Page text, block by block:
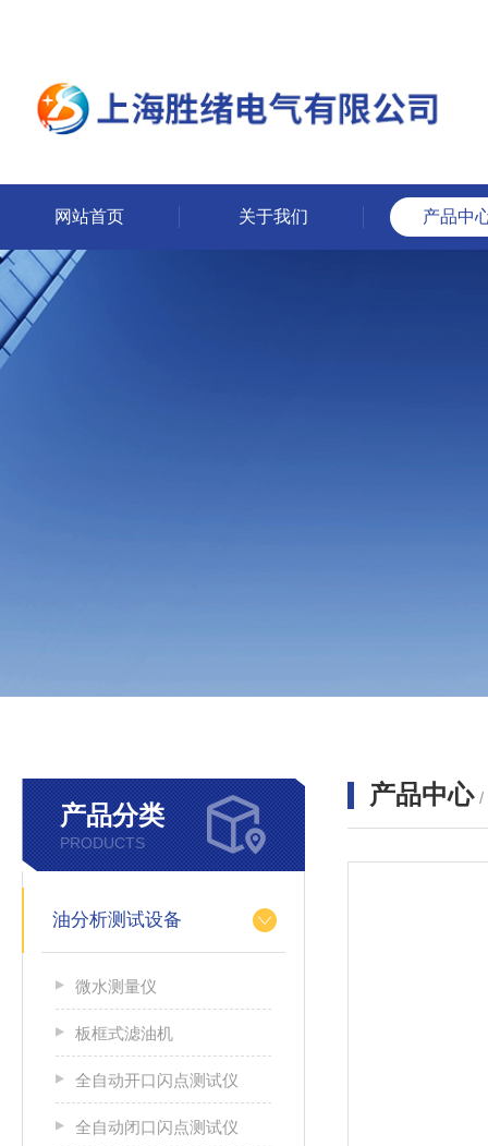
网站首页 关于我们 产品中
产品分类
PRODUCTS
油分析测试设备
微水测量仪
板框式滤油机
全自动开口闪点测试仪
全自动闭口闪点测试仪
产品中心 /